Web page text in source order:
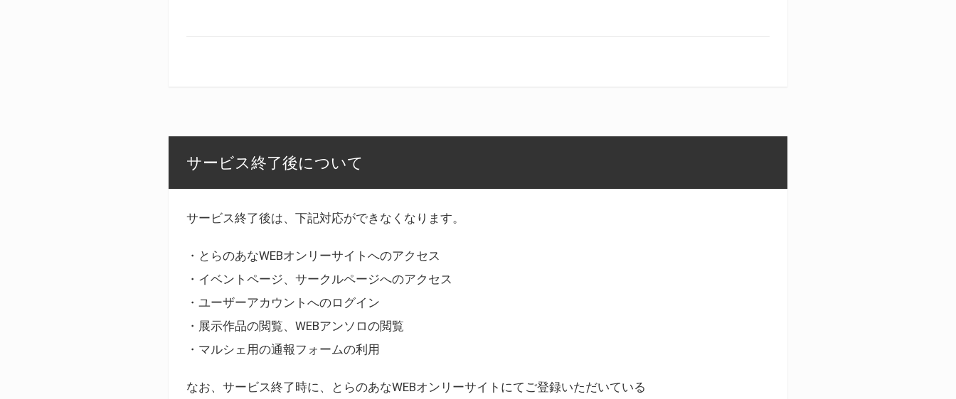
サービス終了後について
サービス終了後は、下記対応ができなくなります。
・とらのあなWEBオンリーサイトへのアクセス
・イベントページ、サークルページへのアクセス
・ユーザーアカウントへのログイン
・展示作品の閲覧、WEBアンソロの閲覧
・マルシェ用の通報フォームの利用
なお、サービス終了時に、とらのあなWEBオンリーサイトにてご登録いただいている